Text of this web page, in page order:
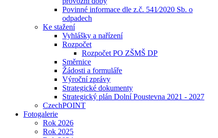
Povinné informace dle z.č. 541⁄2020 Sb. o
odpadech
Ke stažení
Vyhlášky a nařízení
Rozpočet
Rozpočet PO ZŠMŠ DP
Směrnice
Žádosti a formuláře
Výroční zprávy
Strategické dokumenty
Strategický plán Dolní Poustevna 2021 - 2027
CzechPOINT
Fotogalerie
Rok 2026
Rok 2025